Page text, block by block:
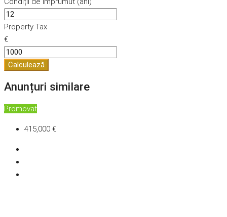
Property Tax
€
Calculează
Anunțuri similare
Promovat
415,000 €